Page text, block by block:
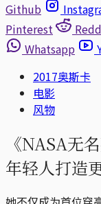
Github
Pinterest
Whatsapp
2017奥斯卡
电影
风物
《NASA无
年轻人打造